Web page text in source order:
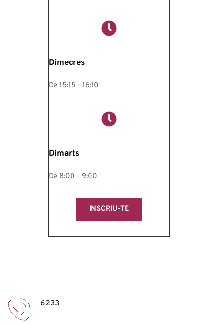
Dimecres
De 15:15 - 16:10
Dimarts
De 8:00 - 9:00
INSCRIU-TE
6233